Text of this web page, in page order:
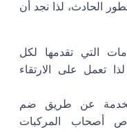
الحادث، لذا نجد أن
التي تقدمها لكل
تعمل على الارتقاء
عن طريق ضم
أصحاب المركبات